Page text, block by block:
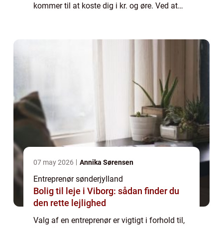
kommer til at koste dig i kr. og øre. Ved at
07 may 2026 Annika Sørensen
Entreprenør sønderjylland
Bolig til leje i Viborg: sådan finder du
den rette lejlighed
Valg af en entreprenør er vigtigt i forhold til,